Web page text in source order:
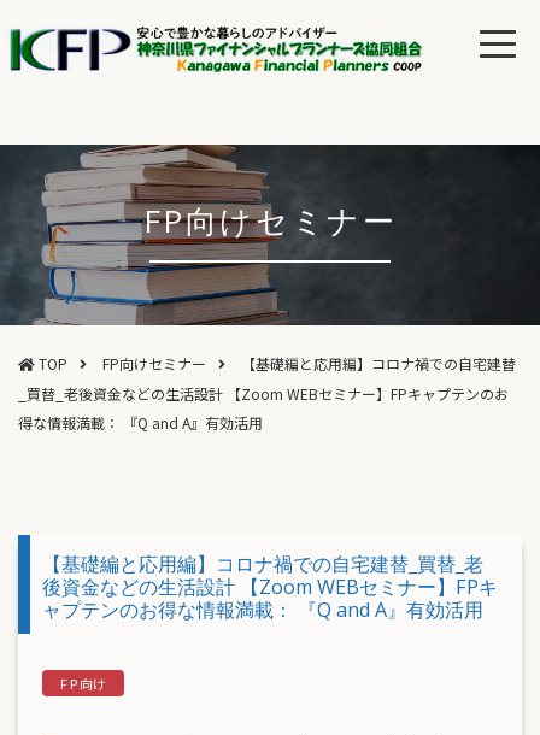
FP向けセミナー
TOP FP向けセミナー
【基礎編と応用編】コロナ禍での自宅建替
_買替_老後資金などの生活設計 【Zoom WEBセミナー】FPキャプテンのお
得な情報満載： 『Q and A』有効活用
【基礎編と応用編】コロナ禍での自宅建替_買替_老
後資金などの生活設計 【Zoom WEBセミナー】FPキ
ャプテンのお得な情報満載： 『Q and A』有効活用